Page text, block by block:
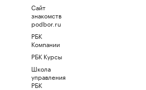
Сайт
знакомств
podbor.ru
РБК
Компании
РБК Курсы
Школа
управления
РБК